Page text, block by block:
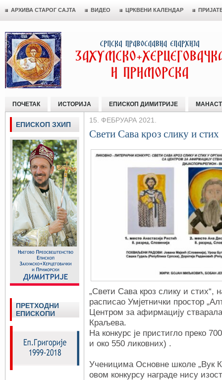
АРХИВА СТАРОГ САЈТА ВИДЕО ЦРКВЕНИ КАЛЕНДАР
ПОЧЕТАК ИСТОРИЈА ЕПИСКОП ДИМИТРИЈЕ
15. ФЕБРУАРА 2021.
Свети Сава кроз слику и стих
„Свети Сава кроз слику и стих“,
расписао Умјетнички простор
Центром за афирмацију
Краљева.
На конкурс је пристигло преко
и око 550 ликовних) .
Ученицима Основне школе „Вук
овом конкурсу награде нису
ЕПИСКОП ЗХИП
ПРЕТХОДНИ
ЕПИСКОПИ